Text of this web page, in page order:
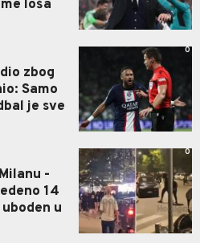
loša
zbog
Samo
je sve
0
-
14
u
0